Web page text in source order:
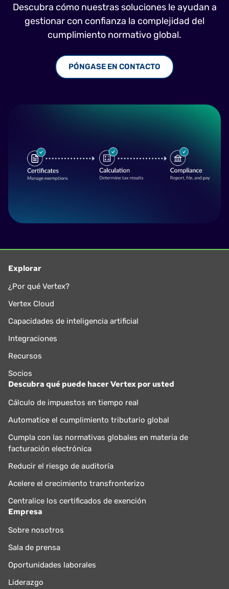
Descubra cómo nuestras soluciones le ayudan a
gestionar con confianza la complejidad del
cumplimiento normativo global.
PÓNGASE EN CONTACTO
Explorar
¿Por qué Vertex?
Vertex Cloud
Capacidades de inteligencia artificial
Integraciones
Recursos
Socios
Descubra qué puede hacer Vertex por usted
Cálculo de impuestos en tiempo real
Automatice el cumplimiento tributario global
Cumpla con las normativas globales en materia de
facturación electrónica
Reducir el riesgo de auditoría
Acelere el crecimiento transfronterizo
Centralice los certificados de exención
Empresa
Sobre nosotros
Sala de prensa
Oportunidades laborales
Liderazgo